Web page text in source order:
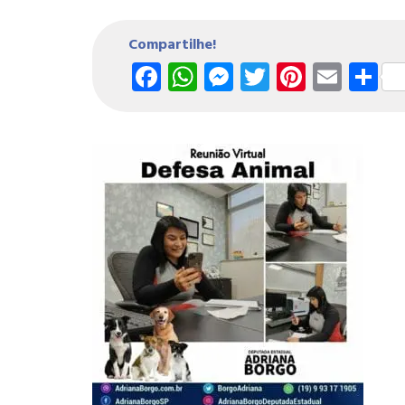
Compartilhe!
Facebook
WhatsApp
Messenger
Twitter